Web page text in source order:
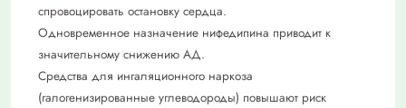
спровоцировать остановку сердца.
Одновременное назначение нифедипина приводит к
значительному снижению АД.
Средства для ингаляционного наркоза
(галогенизированные углеводороды) повышают риск